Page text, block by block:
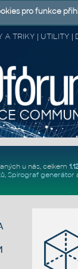
A TRIKY | UTILITY
u nás, celkem
, Spirograf generátor
pro funkce